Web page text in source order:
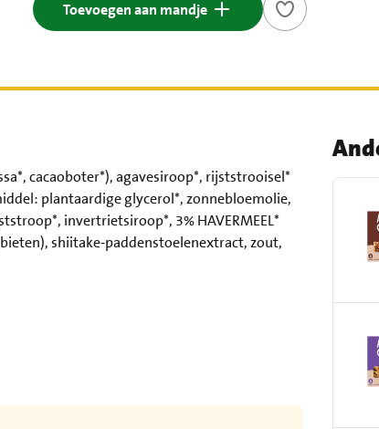
Toevoegen aan mandje
cacaoboter*), agavesiroop*, rijststrooisel*
plantaardige glycerol*, zonnebloemolie,
invertrietsiroop*, 3% HAVERMEEL*
shiitake-paddenstoelenextract, zout,